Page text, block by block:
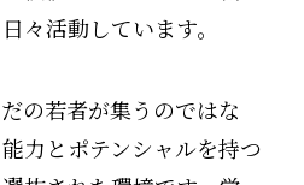
々活動しています。
の若者が集うのではな
力とポテンシャルを持つ